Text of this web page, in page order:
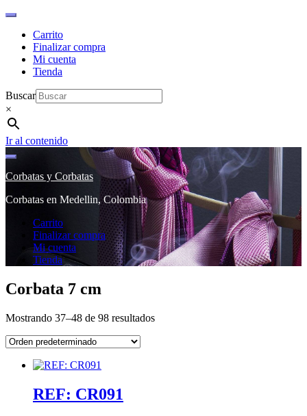
Carrito
Finalizar compra
Mi cuenta
Tienda
Buscar
×
Ir al contenido
Corbatas y Corbatas
Corbatas en Medellin, Colombia
Carrito
Finalizar compra
Mi cuenta
Tienda
Corbata 7 cm
Mostrando 37–48 de 98 resultados
REF: CR091